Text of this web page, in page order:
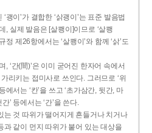
괭이’가 결합한 ‘삵괭이’는 표준 발음법
, 실제 발음은 [살쾡이]이므로 ‘살쾡
정 제26항에서는 ‘살쾡이’와 함께 ‘삵’도
, ‘간(間)’은 이미 굳어진 한자어 속에서
리키는 접미사로 쓰인다. 그러므로 ‘위
에서는 ‘칸’을 쓰고 ‘초가삼간, 뒷간, 마
’ 등에서는 ‘간’을 쓴다.
는 것 따위가 떨어지게 흔들거나 치거나
과 같이 먼지 따위가 붙어 있는 대상을